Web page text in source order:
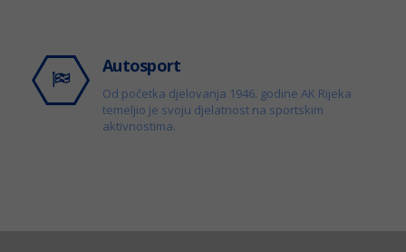
Autosport
Od početka djelovanja 1946. godine AK Rijeka
temeljio je svoju djelatnost na sportskim
aktivnostima.